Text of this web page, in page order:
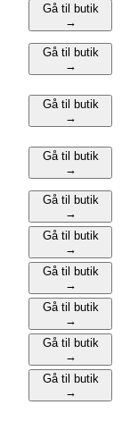
Gå til butik
→
Gå til butik
→
Gå til butik
→
Gå til butik
→
Gå til butik
→
Gå til butik
→
Gå til butik
→
Gå til butik
→
Gå til butik
→
Gå til butik
→